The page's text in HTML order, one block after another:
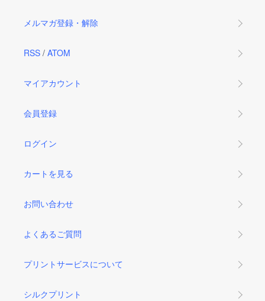
メルマガ登録・解除
RSS / ATOM
マイアカウント
会員登録
ログイン
カートを見る
お問い合わせ
よくあるご質問
プリントサービスについて
シルクプリント